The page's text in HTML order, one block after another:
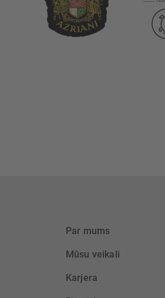
Par mums
Mūsu veikali
Karjera